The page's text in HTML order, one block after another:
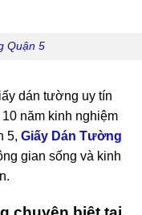
Quận 5
dán tường uy tín
năm kinh nghiệm
5, Giấy Dán Tường
gian sống và kinh